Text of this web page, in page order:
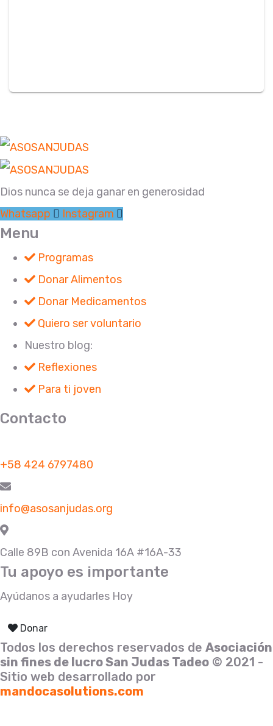
Dios nunca se deja ganar en generosidad
Whatsapp
Instagram
Menu
Programas
Donar Alimentos
Donar Medicamentos
Quiero ser voluntario
Nuestro blog:
Reflexiones
Para ti joven
Contacto
+58 424 6797480
info@asosanjudas.org
Calle 89B con Avenida 16A #16A-33
Tu apoyo es importante
Ayúdanos a ayudarles Hoy
Donar
Todos los derechos reservados de Asociación
sin fines de lucro San Judas Tadeo © 2021 -
Sitio web desarrollado por
mandocasolutions.com